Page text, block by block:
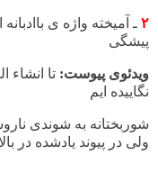
۲ ـ آمیخته واژه ی
پیشگی
ویدئوی پیوست: تا انشاء
نگاییده ایم
شوربختانه به شوندی
ولی در پیوند یادشده در